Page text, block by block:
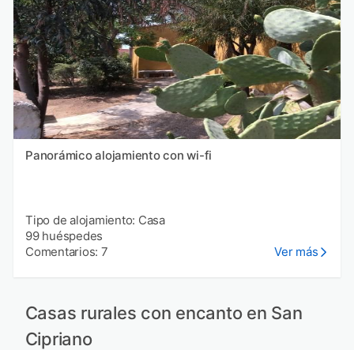
Panorámico alojamiento con wi-fi
Tipo de alojamiento: Casa
99 huéspedes
Comentarios: 7
Ver más
Casas rurales con encanto en San
Cipriano